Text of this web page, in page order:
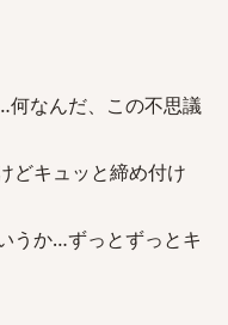
なんだ、この不思議
どキュッと締め付け
うか…ずっとずっとキ